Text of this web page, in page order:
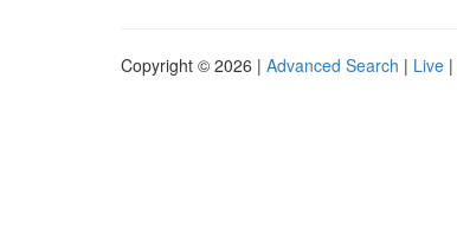
Copyright © 2026 | Advanced Search | Live |